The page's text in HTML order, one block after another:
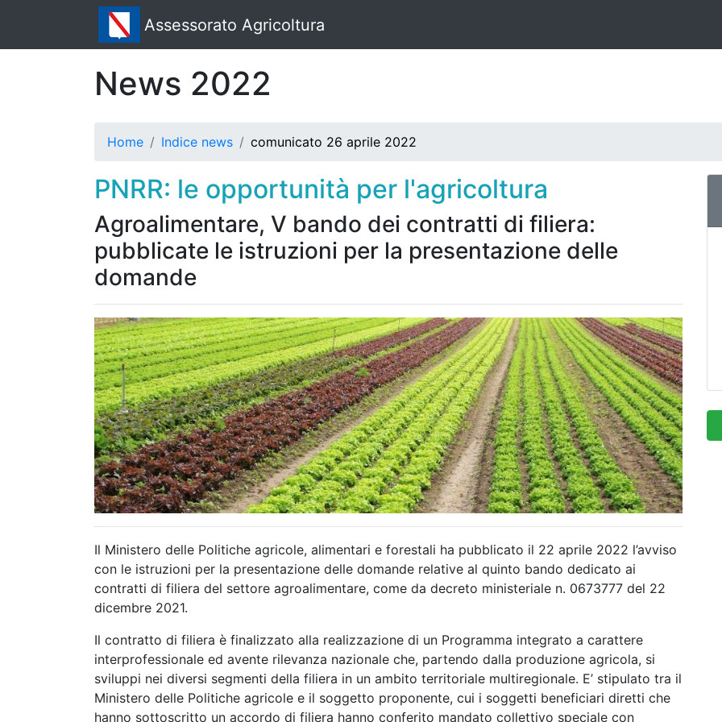
Assessorato Agricoltura
News 2022
Home Indice news comunicato 26 aprile 2022
PNRR: le opportunità per l'agricoltura
Agroalimentare, V bando dei contratti di filiera:
pubblicate le istruzioni per la presentazione delle
domande
Il Ministero delle Politiche agricole, alimentari e forestali ha pubblicato il 22 aprile 2022 l’avviso
con le istruzioni per la presentazione delle domande relative al quinto bando dedicato ai
contratti di filiera del settore agroalimentare, come da decreto ministeriale n. 0673777 del 22
dicembre 2021.
Il contratto di filiera è finalizzato alla realizzazione di un Programma integrato a carattere
interprofessionale ed avente rilevanza nazionale che, partendo dalla produzione agricola, si
sviluppi nei diversi segmenti della filiera in un ambito territoriale multiregionale. E’ stipulato tra il
Ministero delle Politiche agricole e il soggetto proponente, cui i soggetti beneficiari diretti che
hanno sottoscritto un accordo di filiera hanno conferito mandato collettivo speciale con